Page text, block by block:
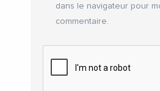
dans le navigateur pour
commentaire.